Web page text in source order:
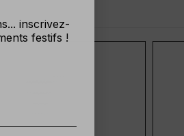
inscrivez-
festifs !